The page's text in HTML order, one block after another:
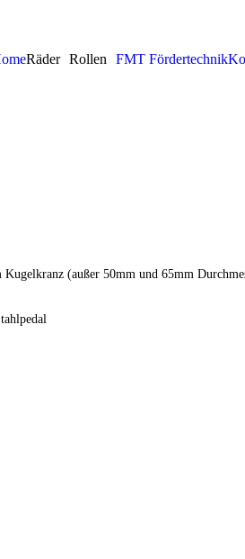
Räder Rollen FMT Fördertechnik
(außer 50mm und 65mm